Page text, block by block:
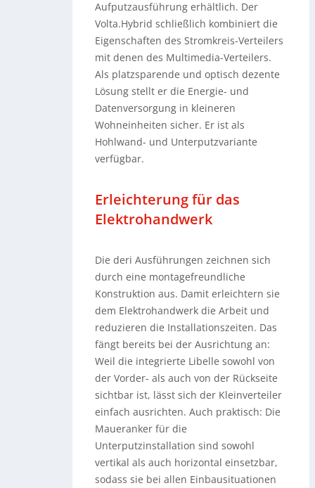
Aufputzausführung erhältlich. Der
Volta.Hybrid schließlich kombiniert die
Eigenschaften des Stromkreis-Verteilers
mit denen des Multimedia-Verteilers.
Als platzsparende und optisch dezente
Lösung stellt er die Energie- und
Datenversorgung in kleineren
Wohneinheiten sicher. Er ist als
Hohlwand- und Unterputzvariante
verfügbar.
Erleichterung für das
Elektrohandwerk
Die deri Ausführungen zeichnen sich
durch eine montagefreundliche
Konstruktion aus. Damit erleichtern sie
dem Elektrohandwerk die Arbeit und
reduzieren die Installationszeiten. Das
fängt bereits bei der Ausrichtung an:
Weil die integrierte Libelle sowohl von
der Vorder- als auch von der Rückseite
sichtbar ist, lässt sich der Kleinverteiler
einfach ausrichten. Auch praktisch: Die
Maueranker für die
Unterputzinstallation sind sowohl
vertikal als auch horizontal einsetzbar,
sodass sie bei allen Einbausituationen